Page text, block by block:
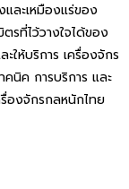
ละเหมืองแร่ของ
รที่ไว้วางใจได้ของ
ให้บริการ เครื่องจักร
นิค การบริการ และ
องจักรกลหนักไทย